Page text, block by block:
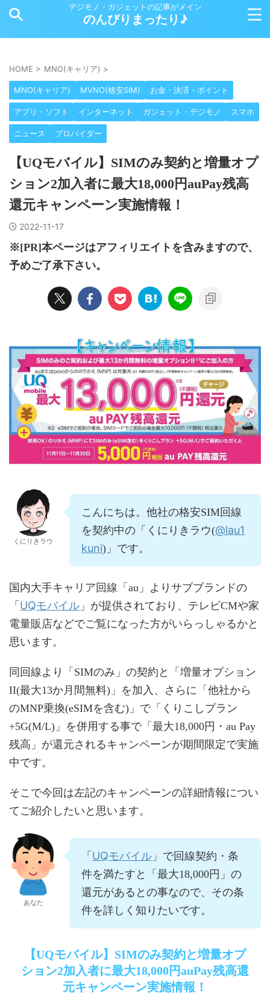
デジモノ・ガジェットの記事がメイン
のんびりまったり♪
HOME > MNO(キャリア) >
MNO(キャリア) MVNO(格安SIM) お金・決済・ポイント
アプリ・ソフト インターネット ガジェット・デジモノ スマホ
ニュース プロバイダー
【UQモバイル】SIMのみ契約と増量オプ
ション2加入者に最大18,000円auPay残高
還元キャンペーン実施情報！
2022-11-17
※[PR]本ページはアフィリエイトを含みますので、
予めご了承下さい。
くにりきラウ
こんにちは。他社の格安SIM回線
を契約中の「くにりきラウ(@lau1
kuni)」です。
国内大手キャリア回線「au」よりサブブランドの
「 UQモバイル 」が提供されており、テレビCMや家
電量販店などでご覧になった方がいらっしゃるかと
思います。
同回線より「SIMのみ」の契約と「増量オプション
II(最大13か月間無料)」を加入、さらに「他社から
のMNP乗換(eSIMを含む)」で「くりこしプラン
+5G(M/L)」を併用する事で「最大18,000円・au Pay
残高」が還元されるキャンペーンが期間限定で実施
中です。
そこで今回は左記のキャンペーンの詳細情報につい
てご紹介したいと思います。
あなた
「 UQモバイル 」で回線契約・条
件を満たすと「最大18,000円」の
還元があるとの事なので、その条
件を詳しく知りたいです。
【UQモバイル】SIMのみ契約と増量オプ
ション2加入者に最大18,000円auPay残高還
元キャンペーン実施情報！